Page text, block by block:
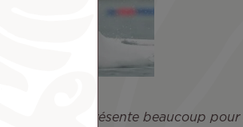
Tahiti Nui représente beaucoup pour